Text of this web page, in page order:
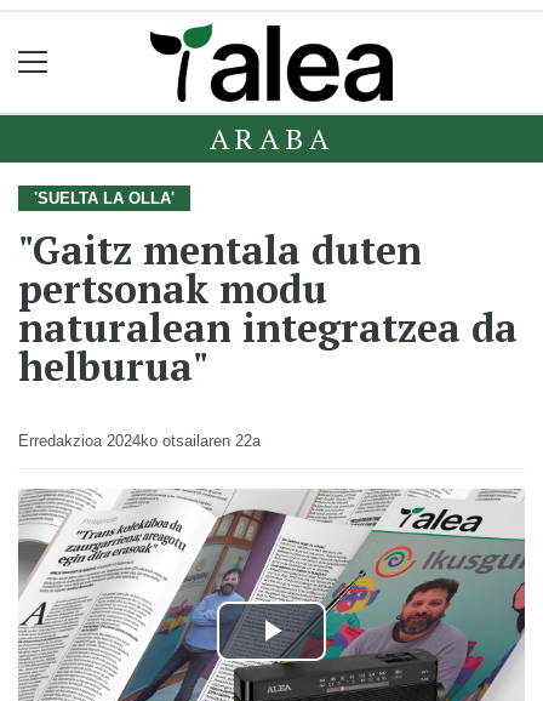
ARABA
'SUELTA LA OLLA'
"Gaitz mentala duten
pertsonak modu
naturalean integratzea da
helburua"
Erredakzioa 2024ko otsailaren 22a